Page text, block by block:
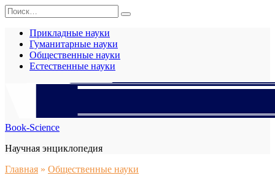
Перейти
к
содержанию
Search
for:
Прикладные науки
Гуманитарные науки
Общественные науки
Естественные науки
Book-Science
Научная энциклопедия
Главная » Общественные науки